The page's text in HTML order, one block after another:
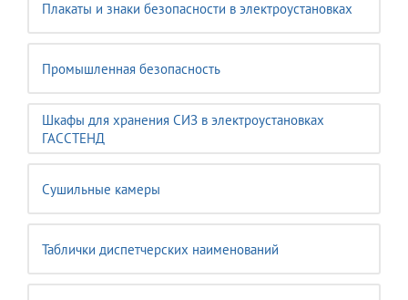
Плакаты и знаки безопасности в электроустановках
Промышленная безопасность
Шкафы для хранения СИЗ в электроустановках
ГАССТЕНД
Сушильные камеры
Таблички диспетчерских наименований